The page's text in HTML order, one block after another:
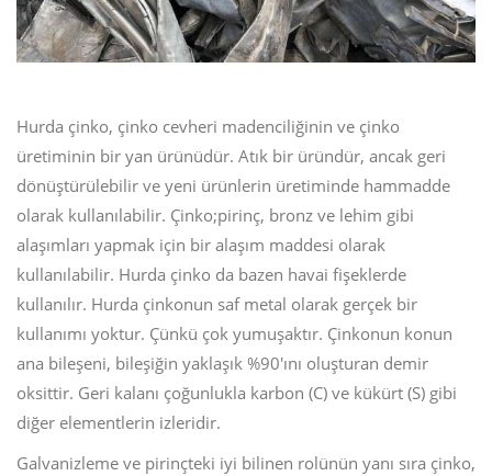
Hurda çinko, çinko cevheri madenciliğinin ve çinko
üretiminin bir yan ürünüdür. Atık bir üründür, ancak geri
dönüştürülebilir ve yeni ürünlerin üretiminde hammadde
olarak kullanılabilir. Çinko;pirinç, bronz ve lehim gibi
alaşımları yapmak için bir alaşım maddesi olarak
kullanılabilir. Hurda çinko da bazen havai fişeklerde
kullanılır. Hurda çinkonun saf metal olarak gerçek bir
kullanımı yoktur. Çünkü çok yumuşaktır. Çinkonun konun
ana bileşeni, bileşiğin yaklaşık %90'ını oluşturan demir
oksittir. Geri kalanı çoğunlukla karbon (C) ve kükürt (S) gibi
diğer elementlerin izleridir.
Galvanizleme ve pirinçteki iyi bilinen rolünün yanı sıra çinko,